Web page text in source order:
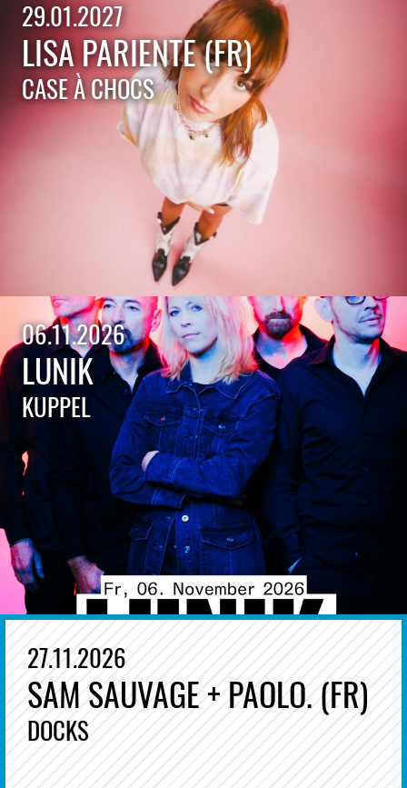
29.01.2027
LISA PARIENTE (FR)
CASE À CHOCS
06.11.2026
LUNIK
KUPPEL
27.11.2026
SAM SAUVAGE + PAOLO. (FR)
DOCKS